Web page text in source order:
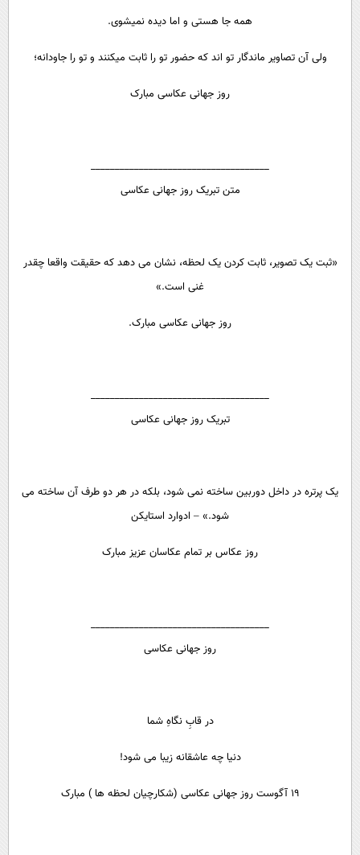
همه جا هستی و اما دیده نمیشوی.
ولی آن تصاویر ماندگار تو اند که حضور تو را ثابت میکنند و تو را جاودانه؛
روز جهانی عکاسی مبارک
_____________________________________
متن تبریک روز جهانی عکاسی
«ثبت یک تصویر، ثابت کردن یک لحظه، نشان می دهد که حقیقت واقعا چقدر
غنی است.»
روز جهانی عکاسی مبارک.
_____________________________________
تبریک روز جهانی عکاسی
یک پرتره در داخل دوربین ساخته نمی شود، بلکه در هر دو طرف آن ساخته می
شود.» – ادوارد استایکن
روز عکاس بر تمام عکاسان عزیز مبارک
_____________________________________
روز جهانی عکاسی
در قابِ نگاهِ شما
دنیا چه عاشقانه زیبا می شود!
۱۹ آگوست روز جهانی عکاسی (شکارچیان لحظه ها ) مبارک